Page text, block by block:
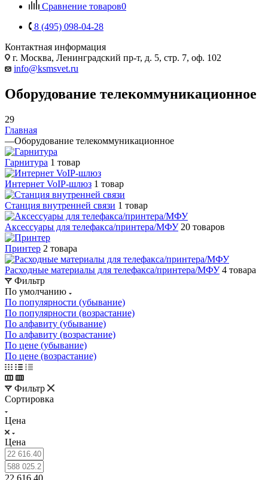
Сравнение товаров0
8 (495) 098-04-28
Контактная информация
г. Москва, Ленинградский пр-т, д. 5, стр. 7, оф. 102
info@ksmsvet.ru
Оборудование телекоммуникационное
29
Главная
—Оборудование телекоммуникационное
Гарнитура 1 товар
Интернет VoIP-шлюз 1 товар
Станция внутренней связи 1 товар
Аксессуары для телефакса/принтера/МФУ 20 товаров
Принтер 2 товара
Расходные материалы для телефакса/принтера/МФУ 4 товара
Фильтр
По умолчанию
По популярности (убывание)
По популярности (возрастание)
По алфавиту (убывание)
По алфавиту (возрастание)
По цене (убывание)
По цене (возрастание)
Фильтр
Сортировка
Цена
Цена
22 616.40